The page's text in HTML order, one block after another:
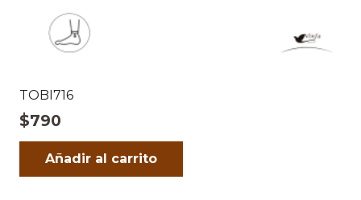
TOBI716
$790
Añadir al carrito